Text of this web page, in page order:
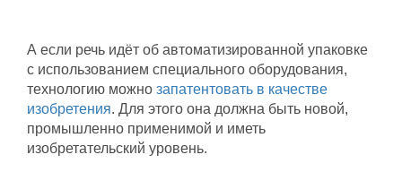
А если речь идёт об автоматизированной упаковке
с использованием специального оборудования,
технологию можно запатентовать в качестве
изобретения. Для этого она должна быть новой,
промышленно применимой и иметь
изобретательский уровень.